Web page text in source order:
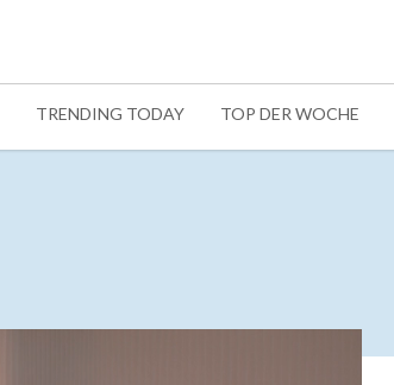
TRENDING TODAY TOP DER WOCHE